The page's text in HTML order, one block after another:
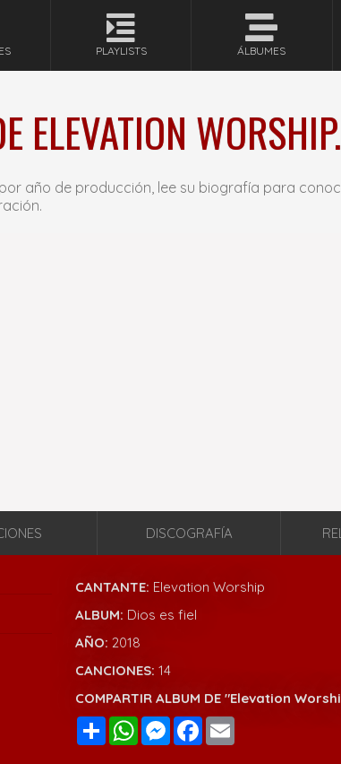
PLAYLISTS ÁLBUMES
ELEVATION WORSHIP.
año de producción, lee su biografía para
DISCOGRAFÍA
CANTANTE: Elevation Worship
ALBUM: Dios es fiel
AÑO:2018
CANCIONES:14
COMPARTIR ALBUM DE "Elevation
Compartir
WhatsAppMessenger
Facebook